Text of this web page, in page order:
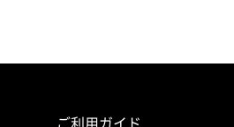
ご利用ガイド